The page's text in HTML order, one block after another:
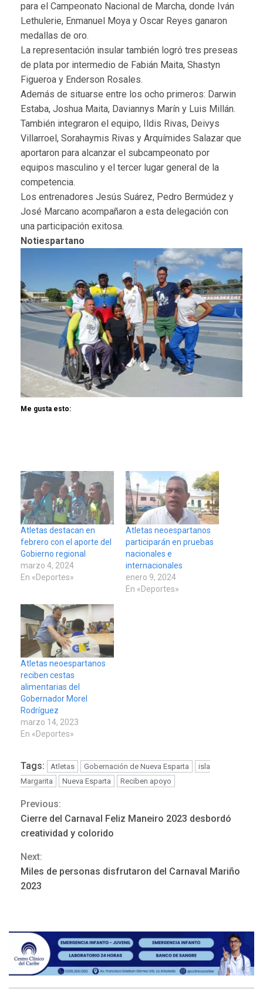
para el Campeonato Nacional de Marcha, donde Iván
Lethulerie, Enmanuel Moya y Oscar Reyes ganaron
medallas de oro.
La representación insular también logró tres preseas
de plata por intermedio de Fabián Maita, Shastyn
Figueroa y Enderson Rosales.
Además de situarse entre los ocho primeros: Darwin
Estaba, Joshua Maita, Daviannys Marín y Luis Millán.
También integraron el equipo, Ildis Rivas, Deivys
Villarroel, Sorahaymis Rivas y Arquímides Salazar que
aportaron para alcanzar el subcampeonato por
equipos masculino y el tercer lugar general de la
competencia.
Los entrenadores Jesús Suárez, Pedro Bermúdez y
José Marcano acompañaron a esta delegación con
una participación exitosa.
Notiespartano
Me gusta esto:
Atletas destacan en
febrero con el aporte del
Gobierno regional
marzo 4, 2024
En «Deportes»
Atletas neoespartanos
participarán en pruebas
nacionales e
internacionales
enero 9, 2024
En «Deportes»
Atletas neoespartanos
reciben cestas
alimentarias del
Gobernador Morel
Rodríguez
marzo 14, 2023
En «Deportes»
Tags: Atletas Gobernación de Nueva Esparta
isla
Margarita
Nueva Esparta Reciben apoyo
Continue
Reading
Previous:
Cierre del Carnaval Feliz Maneiro 2023 desbordó
creatividad y colorido
Next:
Miles de personas disfrutaron del Carnaval Mariño
2023
NACIONALES
TITULARES
POLÍTICA
TITULARES
ÚLTIMA HORA
Libertad plena para jueza